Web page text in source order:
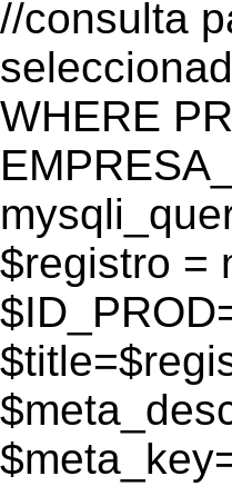
//consulta
WHERE
$registro =